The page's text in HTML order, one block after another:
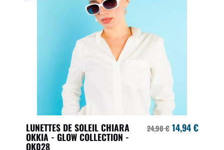
LUNETTES DE SOLEIL CHIARA
OKKIA - GLOW COLLECTION -
OK028
24,90 € 14,94 €